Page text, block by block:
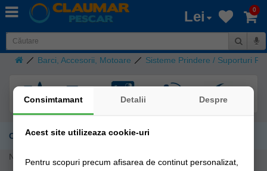
Lei 0
Barci, Accesorii, Motoare Sisteme Prindere / Suporturi
Combo-uri RAM Mounts
Nu sunt produse în această categorie.
Consimtamant Detalii Despre
Acest site utilizeaza cookie-uri
Pentru scopuri precum afisarea de continut personalizat,